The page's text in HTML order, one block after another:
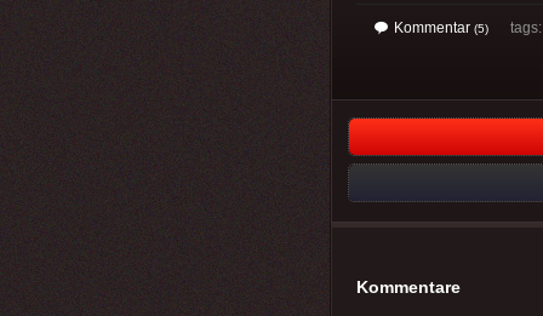
Kommentar (5)
Kommentare